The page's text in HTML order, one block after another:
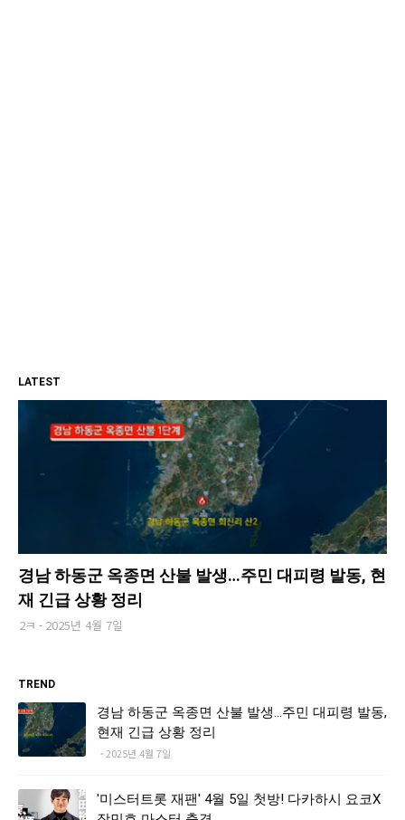
LATEST
경남 하동군 옥종면 산불 발생…주민 대피령 발동, 현
재 긴급 상황 정리
2ㅋ 2025년 4월 7일
TREND
경남 하동군 옥종면 산불 발생…주민 대피령 발동,
현재 긴급 상황 정리
2025년 4월 7일
'미스터트롯 재팬' 4월 5일 첫방! 다카하시 요코X